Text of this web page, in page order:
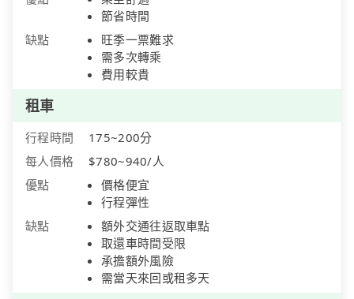
節省時間
缺點
旺季一票難求
需多次轉乘
費用較貴
租車
行程時間
175~200分
每人價格
$780~940/人
優點
價格便宜
行程彈性
缺點
額外交通往返取車點
取還車時間受限
承擔額外風險
需當天來回或租多天